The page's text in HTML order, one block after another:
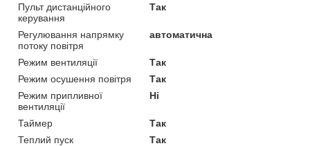
Пульт дистанційного
керування
Так
Регулювання напрямку
потоку повітря
автоматична
Режим вентиляції
Так
Режим осушення повітря
Так
Режим припливної
вентиляції
Ні
Таймер
Так
Теплий пуск
Так